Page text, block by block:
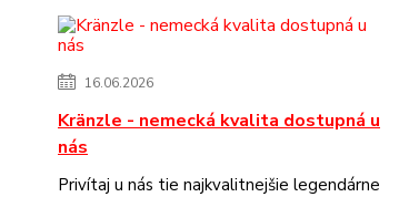
16.06.2026
Kränzle - nemecká kvalita dostupná u
nás
Privítaj u nás tie najkvalitnejšie legendárne